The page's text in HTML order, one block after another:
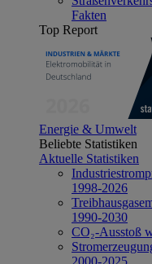
Fakten
Top Report
Energie & Umwelt
Beliebte Statistiken
Aktuelle Statistiken
1998-2026
1990-2030
CO₂-Ausstoß
2000-2025